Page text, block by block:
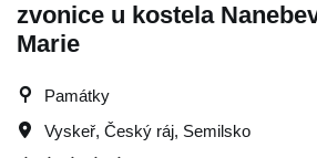
zvonice u kostela
Marie
Památky
Vyskeř, Český ráj, Semilsko